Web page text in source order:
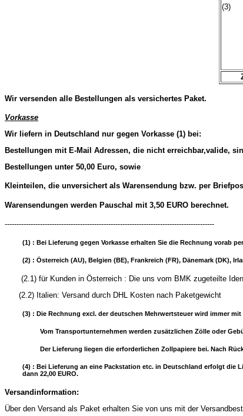
(3)
Wir versenden alle Bestellungen als versichertes Paket.
Vorkasse
Wir liefern in Deutschland nur gegen Vorkasse (1) bei:
Bestellungen mit E-Mail Adressen, die nicht erreichbar,valide,
Bestellungen unter 50,00 Euro, sowie
Kleinteilen, die unversichert als Warensendung bzw. per
Warensendungen werden Pauschal mit 3,50 EURO berechnet.
-----------------------------------------------------------------------------------------
(1) : Bei Lieferung gegen Vorkasse erhalten Sie die Rechnung vorab
(2) : Österreich (AU), Belgien (BE), Frankreich (FR), Dänemark (DK),
(2.1) für Kunden in Österreich : Die uns vom BMK
(2.2) Italien: Versand durch DHL Kosten nach Paketgewicht
(3) : Die Rechnung excl. der deutschen Mehrwertsteuer wird immer
Vom Transportunternehmen werden zusätzlichen Zölle oder
Der Lieferung liegen die erforderlichen Zollpapiere bei. Nach
(4) : Bei Lieferung an eine Packstation etc. in Deutschland erfolgt die
dann 22,00 EURO.
Versandinformation:
Über den Versand als Paket erhalten Sie von uns mit der